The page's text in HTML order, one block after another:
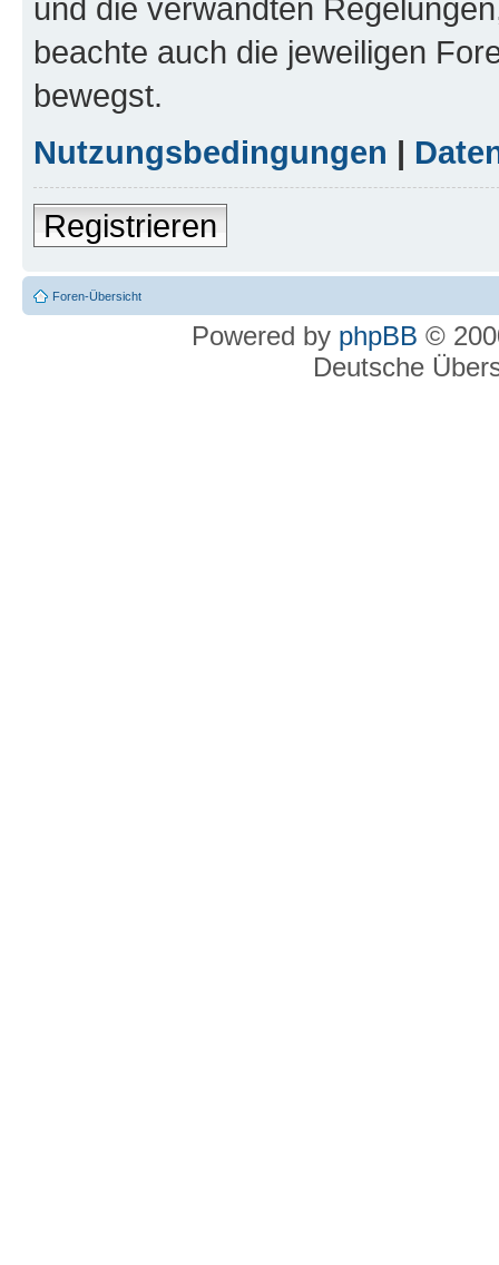
und die verwandten
beachte auch die jeweiligen
bewegst.
Nutzungsbedingungen |
Registrieren
Foren-Übersicht
Powered by phpBB ©
Deutsche